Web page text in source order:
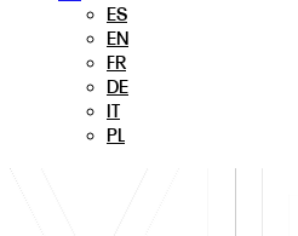
ES
EN
FR
DE
PL